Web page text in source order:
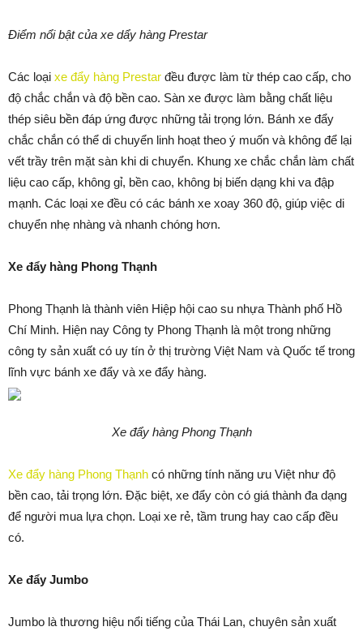
Điểm nổi bật của xe dẩy hàng Prestar
Các loại xe đẩy hàng Prestar đều được làm từ thép cao cấp, cho
độ chắc chắn và độ bền cao. Sàn xe được làm bằng chất liệu
thép siêu bền đáp ứng được những tải trọng lớn. Bánh xe đẩy
chắc chắn có thể di chuyển linh hoạt theo ý muốn và không để lại
vết trầy trên mặt sàn khi di chuyển. Khung xe chắc chắn làm chất
liệu cao cấp, không gỉ, bền cao, không bị biến dạng khi va đập
mạnh. Các loại xe đều có các bánh xe xoay 360 độ, giúp việc di
chuyển nhẹ nhàng và nhanh chóng hơn.
Xe đẩy hàng Phong Thạnh
Phong Thạnh là thành viên Hiệp hội cao su nhựa Thành phố Hồ
Chí Minh. Hiện nay Công ty Phong Thạnh là một trong những
công ty sản xuất có uy tín ở thị trường Việt Nam và Quốc tế trong
lĩnh vực bánh xe đẩy và xe đẩy hàng.
Xe đẩy hàng Phong Thạnh
Xe đẩy hàng Phong Thạnh có những tính năng ưu Việt như độ
bền cao, tải trọng lớn. Đặc biệt, xe đẩy còn có giá thành đa dạng
để người mua lựa chọn. Loại xe rẻ, tầm trung hay cao cấp đều
có.
Xe đẩy Jumbo
Jumbo là thương hiệu nổi tiếng của Thái Lan, chuyên sản xuất